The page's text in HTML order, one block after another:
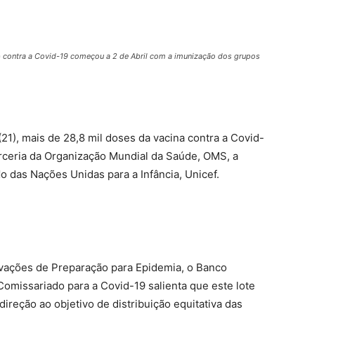
a Covid-19 começou a 2 de Abril com a imunização dos grupos
mais de 28,8 mil doses da vacina contra a Covid-
da Organização Mundial da Saúde, OMS, a
das Nações Unidas para a Infância, Unicef.
de Preparação para Epidemia, o Banco
para a Covid-19 salienta que este lote
ao objetivo de distribuição equitativa das